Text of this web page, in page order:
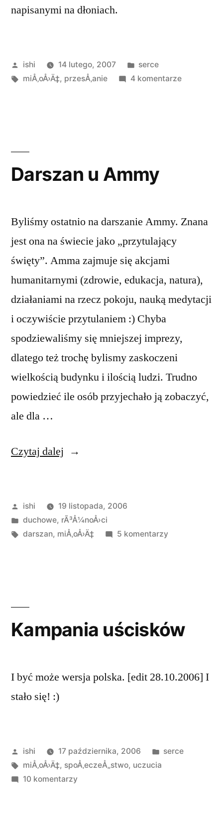
napisanymi na dłoniach.
Opublikowane
przez
ishi 14 lutego, 2007
Opublikowano
w
serce
Tagi:
miÅ‚oÅ›Ä‡, przesÅ‚anie 4 komentarzedo
Darszan u Ammy
Byliśmy ostatnio na darszanie Ammy. Znana
jest ona na świecie jako „przytulający
święty”. Amma zajmuje się akcjami
humanitarnymi (zdrowie, edukacja, natura),
działaniami na rzecz pokoju, nauką medytacji
i oczywiście przytulaniem :) Chyba
spodziewaliśmy się mniejszej imprezy,
dlatego też trochę bylismy zaskoczeni
wielkością budynku i ilością ludzi. Trudno
powiedzieć ile osób przyjechało ją zobaczyć,
ale dla …
Czytaj dalej „Darszan
Opublikowane
przez
ishi
19 listopada, 2006
Opublikowano
w
duchowe, rÃ³Å¼noÅ›ci
Tagi:
darszan, miÅ‚oÅ›Ä‡ 5 komentarzydo
Kampania uścisków
I być może wersja polska. [edit 28.10.2006] I
stało się! :)
Opublikowane
przez
ishi 17 października, 2006
Opublikowano
serce
Tagi:
miÅ‚oÅ›Ä‡, spoÅ‚eczeÅ„stwo, uczucia
10 komentarzydo